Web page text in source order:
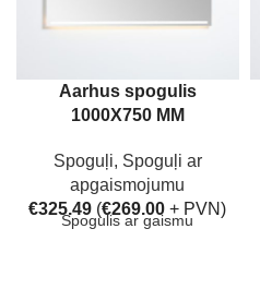
Aarhus spogulis
1000X750 MM
Spoguļi, Spoguļi ar
apgaismojumu
€325.49 (€269.00 + PVN)
Spogulis ar gaismu